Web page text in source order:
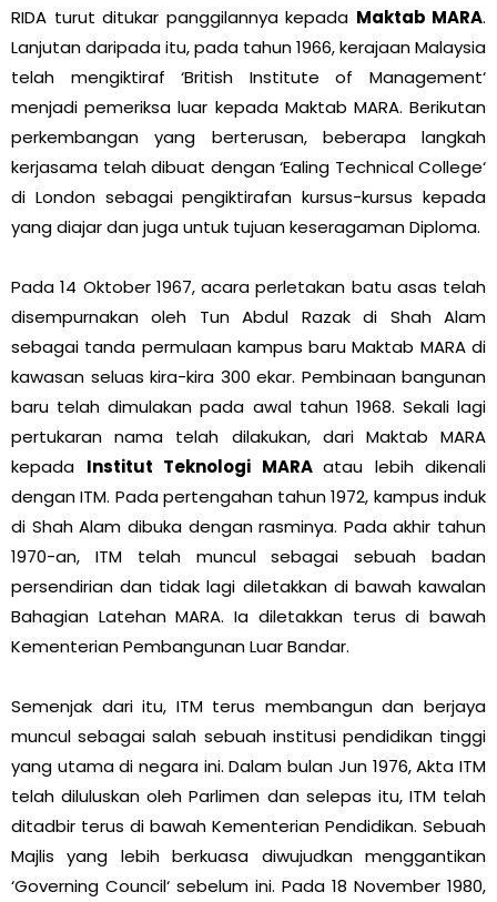
RIDA turut ditukar panggilannya kepada Maktab MARA.
Lanjutan daripada itu, pada tahun 1966, kerajaan Malaysia
telah mengiktiraf ‘British Institute of Management‘
menjadi pemeriksa luar kepada Maktab MARA. Berikutan
perkembangan yang berterusan, beberapa langkah
kerjasama telah dibuat dengan ‘Ealing Technical College‘
di London sebagai pengiktirafan kursus-kursus kepada
yang diajar dan juga untuk tujuan keseragaman Diploma.
Pada 14 Oktober 1967, acara perletakan batu asas telah
disempurnakan oleh Tun Abdul Razak di Shah Alam
sebagai tanda permulaan kampus baru Maktab MARA di
kawasan seluas kira-kira 300 ekar. Pembinaan bangunan
baru telah dimulakan pada awal tahun 1968. Sekali lagi
pertukaran nama telah dilakukan, dari Maktab MARA
kepada Institut Teknologi MARA atau lebih dikenali
dengan ITM. Pada pertengahan tahun 1972, kampus induk
di Shah Alam dibuka dengan rasminya. Pada akhir tahun
1970-an, ITM telah muncul sebagai sebuah badan
persendirian dan tidak lagi diletakkan di bawah kawalan
Bahagian Latehan MARA. Ia diletakkan terus di bawah
Kementerian Pembangunan Luar Bandar.
Semenjak dari itu, ITM terus membangun dan berjaya
muncul sebagai salah sebuah institusi pendidikan tinggi
yang utama di negara ini. Dalam bulan Jun 1976, Akta ITM
telah diluluskan oleh Parlimen dan selepas itu, ITM telah
ditadbir terus di bawah Kementerian Pendidikan. Sebuah
Majlis yang lebih berkuasa diwujudkan menggantikan
‘Governing Council‘ sebelum ini. Pada 18 November 1980,